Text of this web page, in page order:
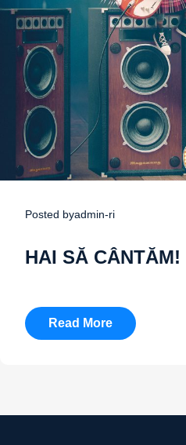
Posted byadmin-ri
HAI SĂ CÂNTĂM!
Read More